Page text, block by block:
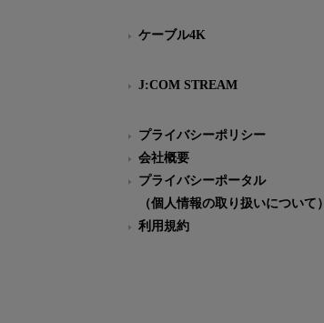
ケーブル4K
J:COM STREAM
プライバシーポリシー
会社概要
プライバシーポータル
（個人情報の取り扱いについて）
利用規約